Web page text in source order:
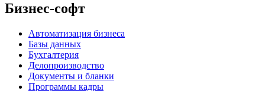
Бизнес-софт
Автоматизация бизнеса
Базы данных
Бухгалтерия
Делопроизводство
Документы и бланки
Программы кадры